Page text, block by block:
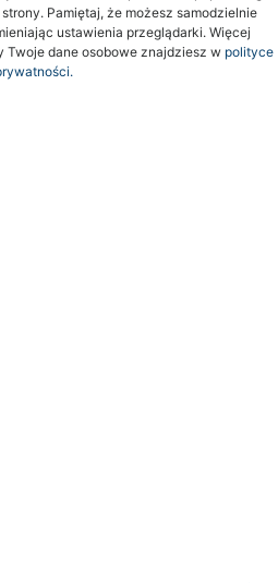
Pamiętaj, że możesz samodzielnie
ustawienia przeglądarki. Więcej
dane osobowe znajdziesz w polityce